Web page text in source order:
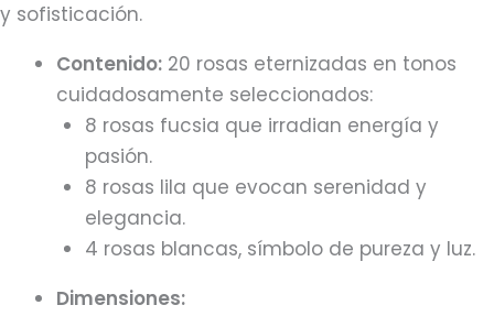
y sofisticación.
Contenido: 20 rosas eternizadas en tonos
cuidadosamente seleccionados:
8 rosas fucsia que irradian energía y
pasión.
8 rosas lila que evocan serenidad y
elegancia.
4 rosas blancas, símbolo de pureza y luz.
Dimensiones: